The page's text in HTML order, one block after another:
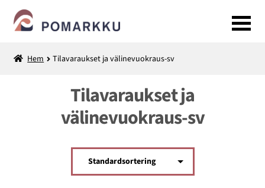
Hoppa
navigering
Hoppa
innehåll
Monitoimihalli-sv
UNDERMENY
Hem Tilavaraukset ja välinevuokraus-sv
Tilavaraukset ja
välinevuokraus-sv